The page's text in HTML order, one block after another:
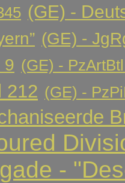
(GE) -
(GE) -
9 (GE) -
212 (GE) -
-